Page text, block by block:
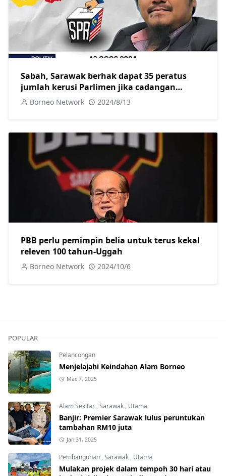
Sabah, Sarawak berhak dapat 35 peratus
jumlah kerusi Parlimen jika cadangan
persempadanan kerusi diluluskan
Borneo Network 2024/8/13
PBB perlu pemimpin belia untuk terus kekal
releven 100 tahun-Uggah
Borneo Network 2024/10/6
POPULAR
Pelancongan
Menjelajahi Keindahan Alam Borneo
Mac 7, 2025
Alam Sekitar ,Sarawak , Utama
Banjir: Premier Sarawak lulus peruntukan
tambahan RM10 juta
Jan 31, 2025
Pembangunan ,Sarawak , Utama
Mulakan projek dalam tempoh 30 hari atau